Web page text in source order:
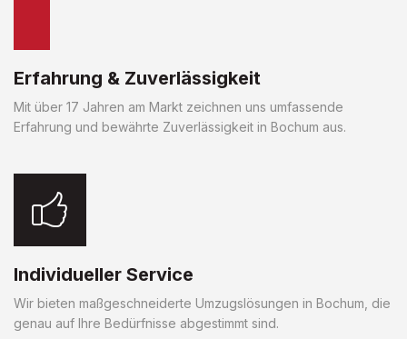
Erfahrung & Zuverlässigkeit
Mit über 17 Jahren am Markt zeichnen uns umfassende
Erfahrung und bewährte Zuverlässigkeit in Bochum aus.
Individueller Service
Wir bieten maßgeschneiderte Umzugslösungen in Bochum, die
genau auf Ihre Bedürfnisse abgestimmt sind.